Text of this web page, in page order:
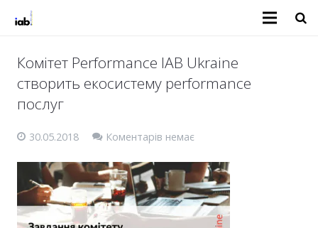
Комітет Performance IAB Ukraine
створить екосистему performance
послуг
30.05.2018 Коментарів немає